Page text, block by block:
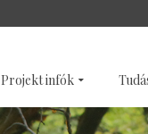
Projekt infók